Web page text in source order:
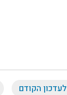
לעדכון הקודם